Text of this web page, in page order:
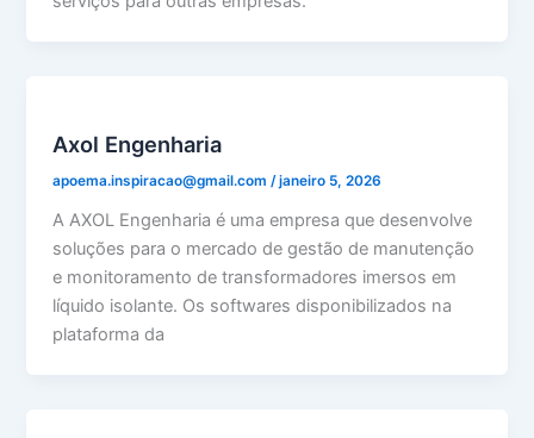
Axol Engenharia
apoema.inspiracao@gmail.com/janeiro 5, 2026
A AXOL Engenharia é uma empresa que desenvolve
soluções para o mercado de gestão de manutenção
e monitoramento de transformadores imersos em
líquido isolante. Os softwares disponibilizados na
plataforma da